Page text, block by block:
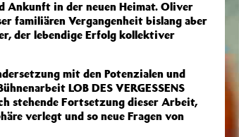
Ankunft in der neuen Heimat. Oliver
familiären Vergangenheit bislang aber
der lebendige Erfolg kollektiver
mit den Potenzialen und
LOB DES VERGESSENS
stehende Fortsetzung dieser Arbeit,
verlegt und so neue Fragen von